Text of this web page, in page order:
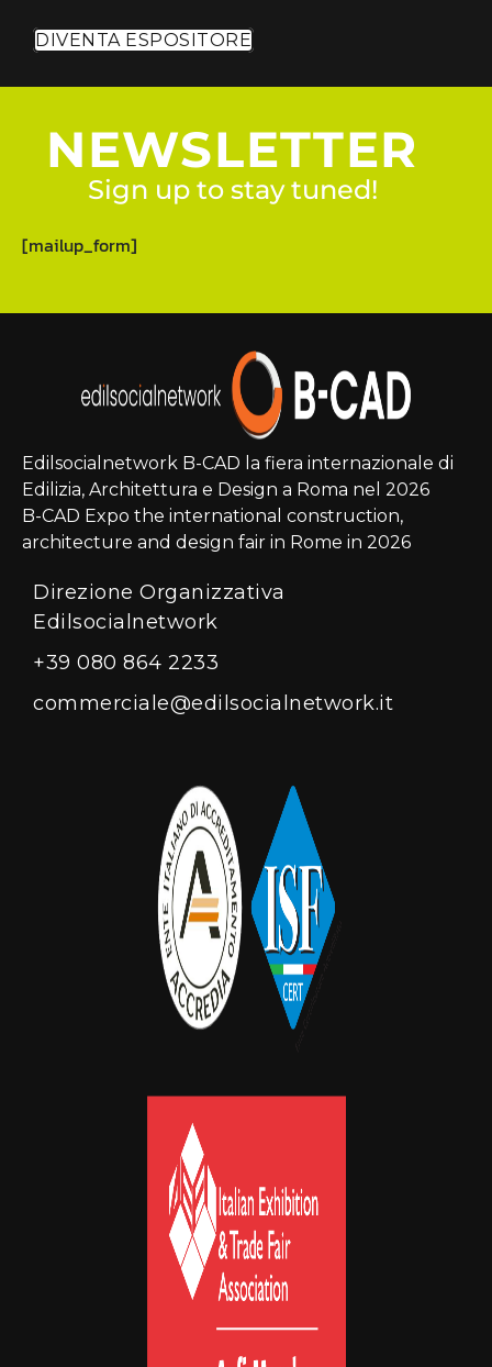
DIVENTA ESPOSITORE
NEWSLETTER
Sign up to stay tuned!
[mailup_form]
Edilsocialnetwork B-CAD la fiera internazionale di
Edilizia, Architettura e Design a Roma nel 2026
B-CAD Expo the international construction,
architecture and design fair in Rome in 2026
Direzione Organizzativa
Edilsocialnetwork
+39 080 864 2233
commerciale@edilsocialnetwork.it